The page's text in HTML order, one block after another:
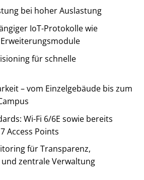
bei hoher Auslastung
IoT-Protokolle wie
für schnelle
– vom Einzelgebäude bis zum
Wi-Fi 6/6E sowie bereits
Access Points
für Transparenz,
zentrale Verwaltung